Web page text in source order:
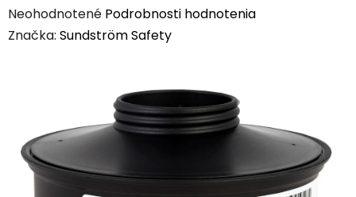
Priemerné
hodnotenie
hviezdičiek.
Neohodnotené Podrobnosti hodnotenia
Značka: Sundström Safety